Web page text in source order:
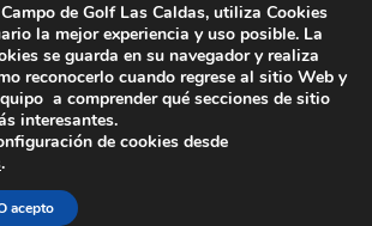
GOLF LAS CALDAS -
de Golf Las Caldas, utiliza Cookies
la mejor experiencia y uso posible. La
se guarda en su navegador y realiza
reconocerlo cuando regrese al sitio Web y
a comprender qué secciones de sitio
interesantes.
de cookies desde
.
acepto